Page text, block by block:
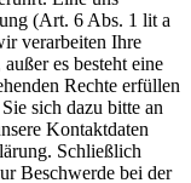
(Art. 6 Abs. 1 lit a
verarbeiten Ihre
es besteht eine
Rechte erfüllen
sich dazu bitte an
Kontaktdaten
Schließlich
Beschwerde bei der